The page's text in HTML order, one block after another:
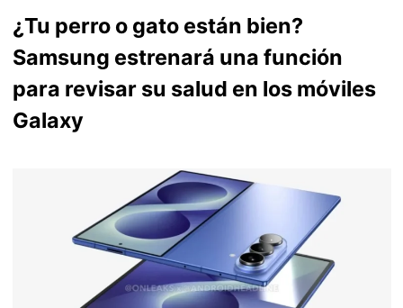
¿Tu perro o gato están bien?
Samsung estrenará una función
para revisar su salud en los móviles
Galaxy